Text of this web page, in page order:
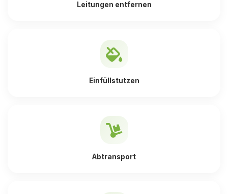
Leitungen entfernen
Einfüllstutzen
Abtransport